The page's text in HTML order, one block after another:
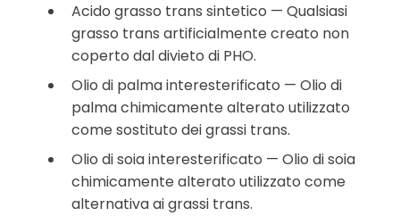
Acido grasso trans sintetico — Qualsiasi
grasso trans artificialmente creato non
coperto dal divieto di PHO.
Olio di palma interesterificato — Olio di
palma chimicamente alterato utilizzato
come sostituto dei grassi trans.
Olio di soia interesterificato — Olio di soia
chimicamente alterato utilizzato come
alternativa ai grassi trans.